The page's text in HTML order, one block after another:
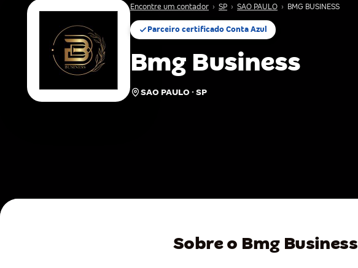
Encontre um contador › SP › SAO PAULO › BMG BUSINESS
Parceiro certificado Conta Azul
Bmg Business
SAO PAULO · SP
Sobre o Bmg Business